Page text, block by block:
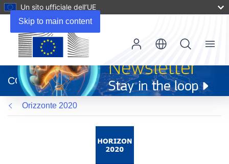
Skip to main content
Un sito ufficiale dell’UE
apre
in
una
nuova
finestra)
CORDIS
Menu
Orizzonte 2020